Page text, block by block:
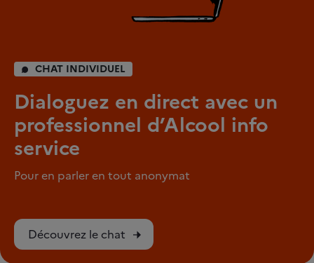
CHAT INDIVIDUEL
Dialoguez en direct avec un
professionnel d’Alcool info
service
Pour en parler en tout anonymat
Découvrez le chat